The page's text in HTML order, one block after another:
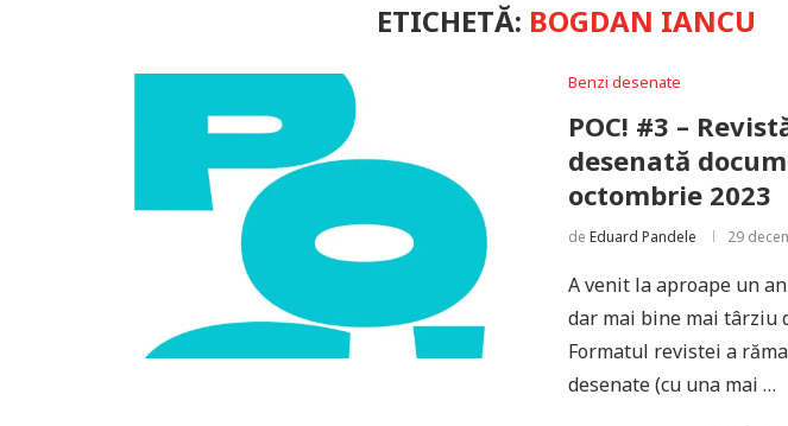
ETICHETĂ: BOGDAN IANCU
Benzi desenate
POC! #3 –
desenată
octombrie 2023
de Eduard Pandele 29
A venit la aproape un
dar mai bine mai târziu
Formatul revistei a
desenate (cu una mai …